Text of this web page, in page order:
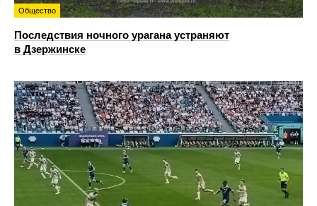
Общество
Последствия ночного урагана устраняют
в Дзержинске